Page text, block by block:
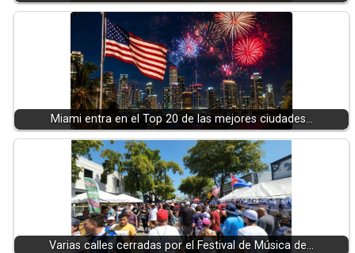
Miami entra en el Top 20 de las mejores ciudades…
Varias calles cerradas por el Festival de Música de…